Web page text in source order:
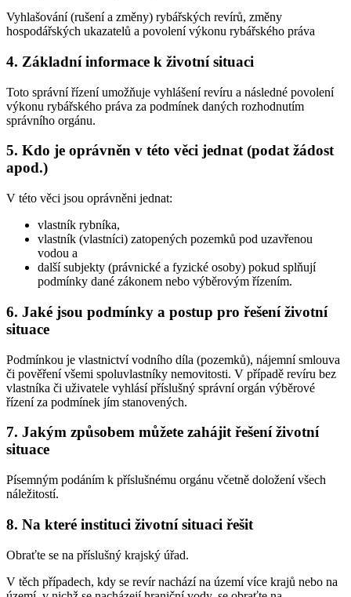
Vyhlašování (rušení a změny) rybářských revírů, změny
hospodářských ukazatelů a povolení výkonu rybářského práva
4. Základní informace k životní situaci
Toto správní řízení umožňuje vyhlášení revíru a následné povolení
výkonu rybářského práva za podmínek daných rozhodnutím
správního orgánu.
5. Kdo je oprávněn v této věci jednat (podat žádost
apod.)
V této věci jsou oprávněni jednat:
vlastník rybníka,
vlastník (vlastníci) zatopených pozemků pod uzavřenou
vodou a
další subjekty (právnické a fyzické osoby) pokud splňují
podmínky dané zákonem nebo výběrovým řízením.
6. Jaké jsou podmínky a postup pro řešení životní
situace
Podmínkou je vlastnictví vodního díla (pozemků), nájemní smlouva
či pověření všemi spoluvlastníky nemovitosti. V případě revíru bez
vlastníka či uživatele vyhlásí příslušný správní orgán výběrové
řízení za podmínek jím stanovených.
7. Jakým způsobem můžete zahájit řešení životní
situace
Písemným podáním k příslušnému orgánu včetně doložení všech
náležitostí.
8. Na které instituci životní situaci řešit
Obraťte se na příslušný krajský úřad.
V těch případech, kdy se revír nachází na území více krajů nebo na